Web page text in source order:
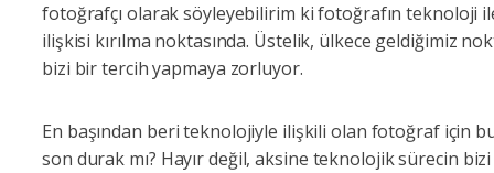
fotoğrafçı olarak söyleyebilirim ki fotoğrafın teknoloji
ilişkisi kırılma noktasında. Üstelik, ülkece geldiğimiz
bizi bir tercih yapmaya zorluyor.
En başından beri teknolojiyle ilişkili olan fotoğraf için
son durak mı? Hayır değil, aksine teknolojik sürecin bizi